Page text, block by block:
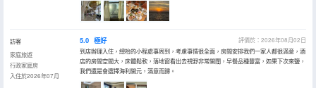
訪客
家庭旅遊
行政家庭房
入住於2026年07月
5.0 極好
評價於：2026年08月02日
到店辦理入住，總枱的小程處事周到，考慮事情很全面，房間安排我們一家人都很滿意，酒
店的房間空間大，床體鬆軟，落地窗看出去視野非常開闊，早餐品種豐富，如果下次來鹽，
我們還是會選擇海利開元，滿意而歸。